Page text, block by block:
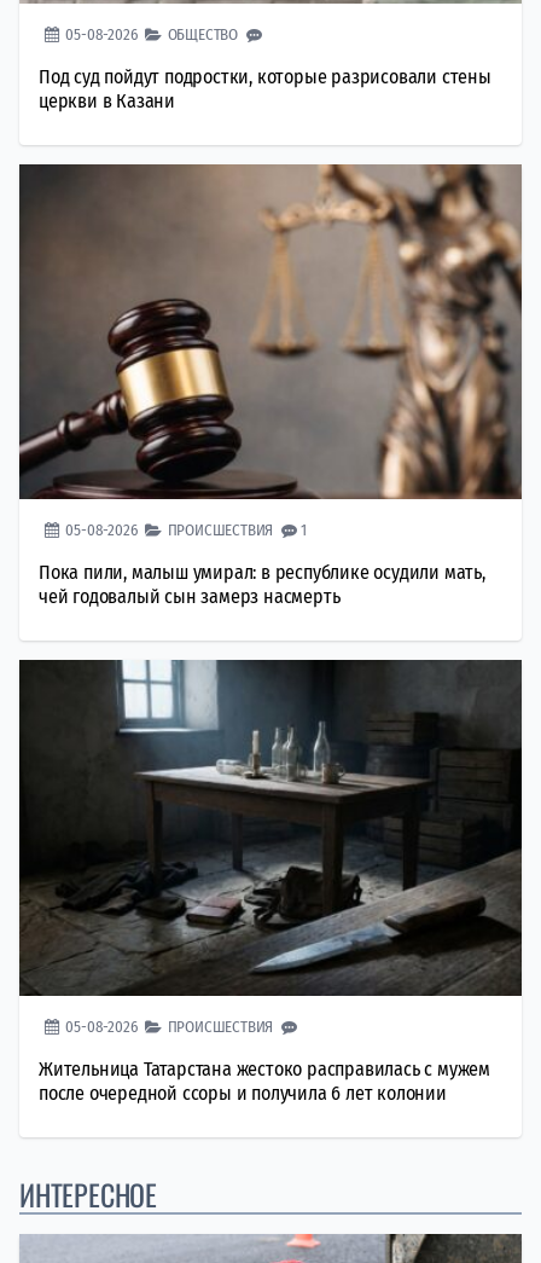
05-08-2026 ОБЩЕСТВО
Под суд пойдут подростки, которые разрисовали стены
церкви в Казани
05-08-2026 ПРОИСШЕСТВИЯ 1
Пока пили, малыш умирал: в республике осудили мать,
чей годовалый сын замерз насмерть
05-08-2026 ПРОИСШЕСТВИЯ
Жительница Татарстана жестоко расправилась с мужем
после очередной ссоры и получила 6 лет колонии
ИНТЕРЕСНОЕ